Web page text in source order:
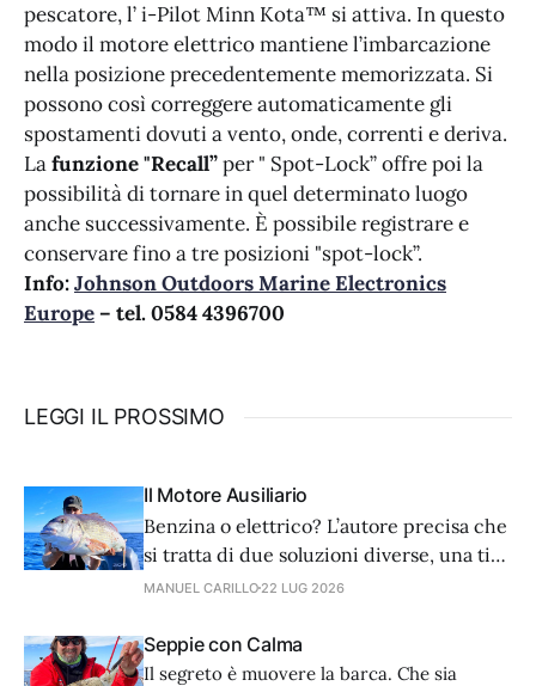
pescatore, l’ i-Pilot Minn Kota™ si attiva. In questo
modo il motore elettrico mantiene l’imbarcazione
nella posizione precedentemente memorizzata. Si
possono così correggere automaticamente gli
spostamenti dovuti a vento, onde, correnti e deriva.
Lafunzione "Recall”per " Spot-Lock” offre poi la
possibilità di tornare in quel determinato luogo
anche successivamente. È possibile registrare e
conservare fino a tre posizioni "spot-lock”.
Info:Johnson Outdoors Marine Electronics
Europe– tel. 0584 4396700
LEGGI IL PROSSIMO
Il Motore Ausiliario
Benzina o elettrico? L’autore precisa che
si tratta di due soluzioni diverse, una ti
salva in caso di panne, l’altra è più utile a
la dotazione ideale prevede entrambe le
soluzioni.
MANUEL CARILLO 22 LUG 2026
Seppie con Calma
Il segreto è muovere la barca. Che sia